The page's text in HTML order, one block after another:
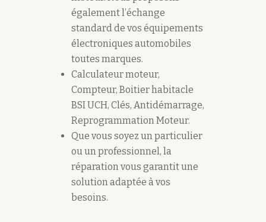
également l’échange
standard de vos équipements
électroniques automobiles
toutes marques.
Calculateur moteur,
Compteur, Boitier habitacle
BSI UCH, Clés, Antidémarrage,
Reprogrammation Moteur.
Que vous soyez un particulier
ou un professionnel, la
réparation vous garantit une
solution adaptée à vos
besoins.